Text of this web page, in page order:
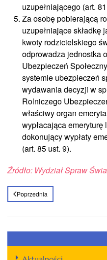
uzupełniającego (art.
Za osobę pobierającą
uzupełniające składkę
kwoty rodzicielskiego
odprowadza jednostka
Ubezpieczeń
systemie ubezpieczeń
wydawania decyzji w
Rolniczego
właściwy organ
wypłacająca
dokonujący wypłaty
(art. 85 ust. 9).
Źródło: Wydział Spraw
Poprzednia